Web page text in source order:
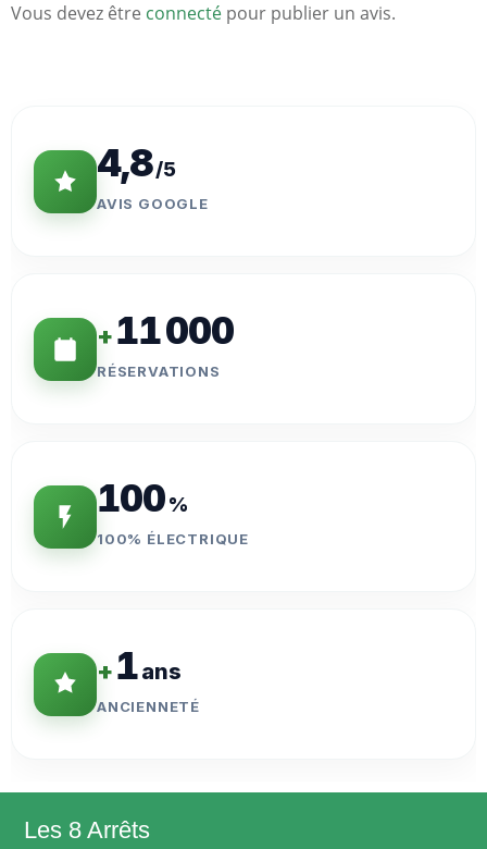
Vous devez être connecté pour publier un avis.
4,8/5
AVIS GOOGLE
+11 000
RÉSERVATIONS
100%
100% ÉLECTRIQUE
+1ans
ANCIENNETÉ
Les 8 Arrêts